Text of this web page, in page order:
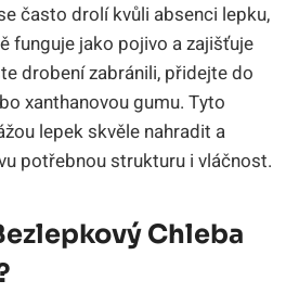
často drolí kvůli absenci lepku,
funguje jako pojivo a zajišťuje
drobení zabránili, přidejte do
xanthanovou gumu. Tyto
lepek skvěle nahradit a
potřebnou strukturu i vláčnost.
Chleba